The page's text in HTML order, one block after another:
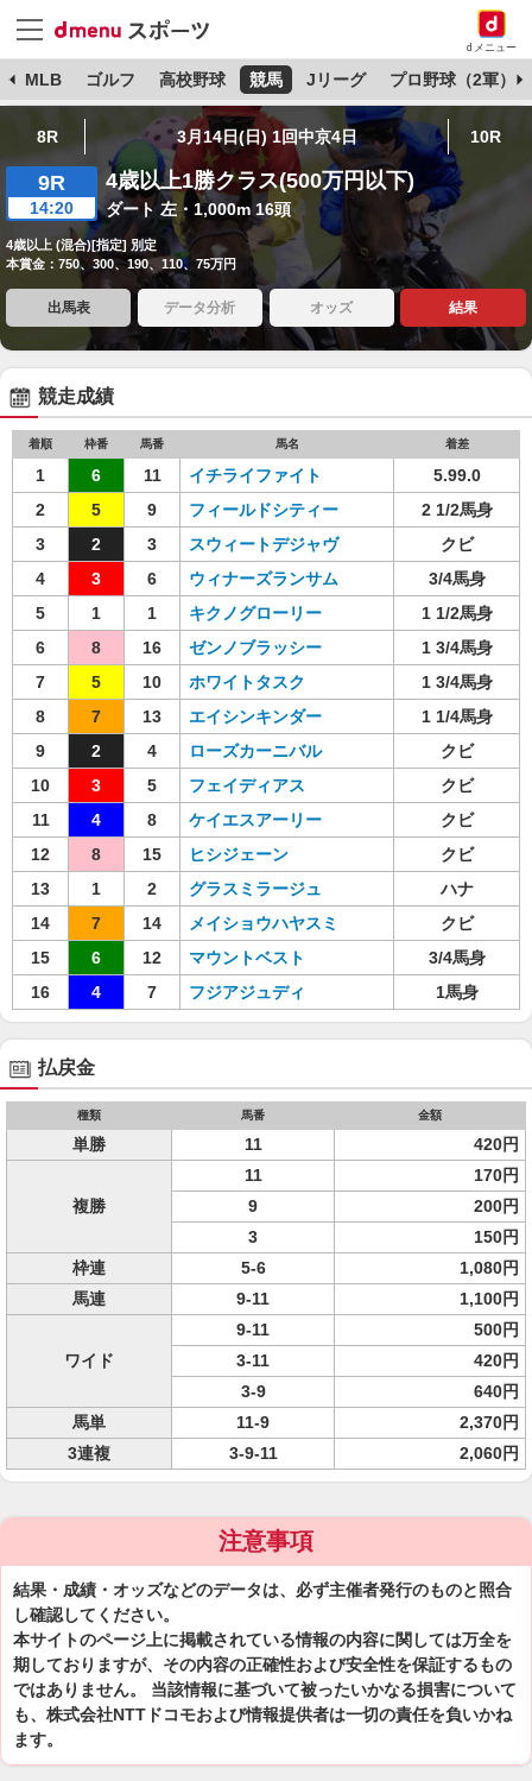
dメニュー
MLB ゴルフ 高校野球 競馬 Jリーグ プロ野球（2軍）
8R 3月14日(日) 1回中京4日 10R
9R
14:20
4歳以上1勝クラス(500万円以下)
ダート 左・1,000m 16頭
4歳以上 (混合)[指定] 別定
本賞金：750、300、190、110、75万円
出馬表 データ分析 オッズ 結果
競走成績
着順 枠番 馬番 馬名 着差
1 6 11 イチライファイト
5.99.0
2
5 9 フィールドシティー
2 1/2馬身
3
2 3 スウィートデジャヴ
クビ
4
3 6 ウィナーズランサム
3/4馬身
5
1 1 キクノグローリー
1 1/2馬身
6
8 16 ゼンノブラッシー
1 3/4馬身
7
5 10 ホワイトタスク
1 3/4馬身
8
7 13 エイシンキンダー
1 1/4馬身
9
2 4 ローズカーニバル
クビ
10
3 5 フェイディアス
クビ
11
4 8 ケイエスアーリー
クビ
12
8 15 ヒシジェーン
クビ
13
1 2 グラスミラージュ
ハナ
14
7 14 メイショウハヤスミ
クビ
15
6 12 マウントベスト
3/4馬身
16
4 7 フジアジュディ 1馬身
払戻金
種類 馬番 金額
単勝 11 420円
複勝
11
170円
9
200円
3
150円
枠連
5-6
1,080円
馬連
9-11 1,100円
ワイド
9-11
500円
3-11
420円
3-9
640円
馬単
11-9
2,370円
3連複
3-9-11 2,060円
注意事項
結果・成績・オッズなどのデータは、必ず主催者発行のものと照合
し確認してください。
本サイトのページ上に掲載されている情報の内容に関しては万全を
期しておりますが、その内容の正確性および安全性を保証するもの
ではありません。 当該情報に基づいて被ったいかなる損害について
も、株式会社NTTドコモおよび情報提供者は一切の責任を負いかね
ます。